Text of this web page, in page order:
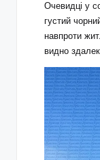
Очевидці у
густий
навпроти
видно